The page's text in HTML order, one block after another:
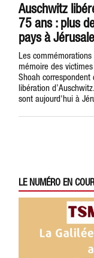
Auschwitz
75 ans : plus
pays à
Les commémorations
mémoire des
Shoah
libération
sont aujourd'hui à
LE NUMÉRO EN